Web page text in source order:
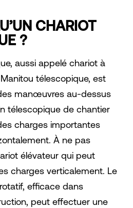
CHARIOT
?
aussi appelé chariot à
télescopique, est
manœuvres au-dessus
télescopique de chantier
charges importantes
À ne pas
élévateur qui peut
charges verticalement. Le
efficace dans
peut effectuer une